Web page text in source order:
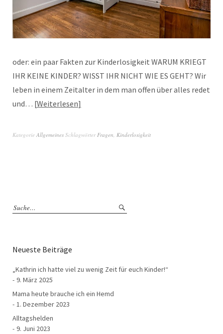
oder: ein paar Fakten zur Kinderlosigkeit WARUM KRIEGT
IHR KEINE KINDER? WISST IHR NICHT WIE ES GEHT? Wir
leben in einem Zeitalter in dem man offen über alles redet
und… Weiterlesen
Kategorie Allgemeines Schlagwörter Fragen Kinderlosigkeit
Neueste Beiträge
„Kathrin ich hatte viel zu wenig Zeit für euch Kinder!“
9. März 2025
Mama heute brauche ich ein Hemd
1. Dezember 2023
Alltagshelden
9. Juni 2023